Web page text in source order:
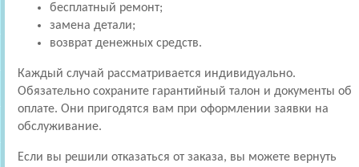
бесплатный ремонт;
замена детали;
возврат денежных средств.
Каждый случай рассматривается индивидуально.
Обязательно сохраните гарантийный талон и документы об
оплате. Они пригодятся вам при оформлении заявки на
обслуживание.
Если вы решили отказаться от заказа, вы можете вернуть